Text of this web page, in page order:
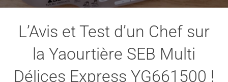
L’Avis et Test d’un Chef sur
la Yaourtière SEB Multi
Délices Express YG661500 !